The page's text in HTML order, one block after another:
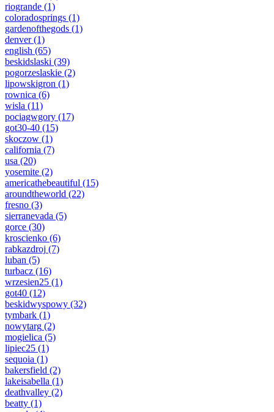
riogrande (1)
coloradosprings (1)
gardenofthegods (1)
denver(1)
english (65)
beskidslaski (39)
pogorzeslaskie (2)
lipowskigron (1)
rownica (6)
wisla (11)
pociagwgory (17)
got30-40 (15)
skoczow (1)
california (7)
usa (20)
yosemite (2)
americathebeautiful (15)
aroundtheworld (22)
fresno (3)
sierranevada (5)
gorce (30)
kroscienko (6)
rabkazdroj (7)
luban (5)
turbacz (16)
wrzesien25 (1)
got40 (12)
beskidwyspowy (32)
tymbark (1)
nowytarg (2)
mogielica (5)
lipiec25 (1)
sequoia (1)
bakersfield (2)
lakeisabella (1)
deathvalley (2)
beatty (1)